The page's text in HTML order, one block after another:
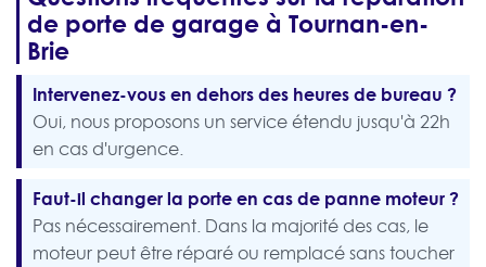
de porte de garage à Tournan-en-
Brie
Intervenez-vous en dehors des heures de bureau ?
Oui, nous proposons un service étendu jusqu'à 22h
en cas d'urgence.
Faut-il changer la porte en cas de panne moteur ?
Pas nécessairement. Dans la majorité des cas, le
moteur peut être réparé ou remplacé sans toucher